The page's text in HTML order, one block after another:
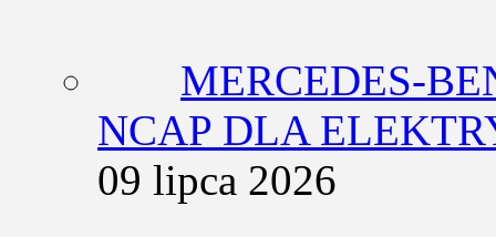
MERCEDES-
NCAP DLA
09 lipca 2026